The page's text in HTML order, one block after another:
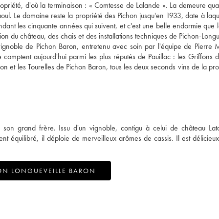
d'où la terminaison : « Comtesse de Lalande ». La demeure
Le domaine reste la propriété des Pichon jusqu'en 1933, date à
les cinquante années qui suivent, et c'est une belle endormie que
du château, des chais et des installations techniques de Pichon-
de Pichon Baron, entretenu avec soin par l'équipe de Pierre
aujourd'hui parmi les plus réputés de Pauillac : les Griffons
et les Tourelles de Pichon Baron, tous les deux seconds vins de la
grand frère. Issu d'un vignoble, contigu à celui de château
équilibré, il déploie de merveilleux arômes de cassis. Il est
LONGUEVEILLE BARON